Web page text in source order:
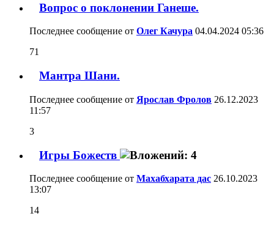
Вопрос о поклонении Ганеше.
Последнее сообщение от Олег Качура 04.04.2024 05:36
71
Мантра Шани.
Последнее сообщение от Ярослав Фролов 26.12.2023
11:57
3
Игры Божеств
Последнее сообщение от Махабхарата дас 26.10.2023
13:07
14